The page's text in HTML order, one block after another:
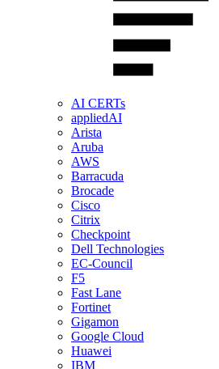
AI CERTs
appliedAI
Arista
Aruba
AWS
Barracuda
Brocade
Cisco
Citrix
Checkpoint
Dell Technologies
EC-Council
F5
Fast Lane
Fortinet
Gigamon
Google Cloud
Huawei
IBM